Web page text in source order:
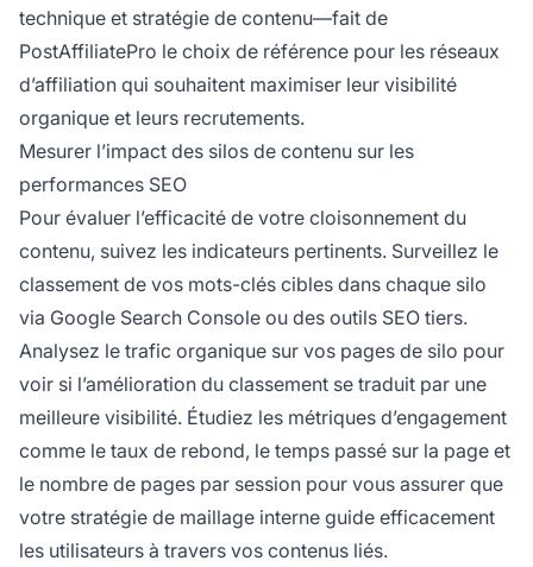
technique et stratégie de contenu—fait de
PostAffiliatePro le choix de référence pour les réseaux
d’affiliation qui souhaitent maximiser leur visibilité
organique et leurs recrutements.
Mesurer l’impact des silos de contenu sur les
performances SEO
Pour évaluer l’efficacité de votre cloisonnement du
contenu, suivez les indicateurs pertinents. Surveillez le
classement de vos mots-clés cibles dans chaque silo
via Google Search Console ou des outils SEO tiers.
Analysez le trafic organique sur vos pages de silo pour
voir si l’amélioration du classement se traduit par une
meilleure visibilité. Étudiez les métriques d’engagement
comme le taux de rebond, le temps passé sur la page et
le nombre de pages par session pour vous assurer que
votre stratégie de maillage interne guide efficacement
les utilisateurs à travers vos contenus liés.